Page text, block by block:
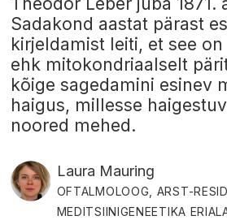
Sadakond aastat pärast
kirjeldamist leiti, et see
ehk mitokondriaalselt
kõige sagedamini esinev
haigus, millesse
noored mehed.
Laura Mauring
OFTALMOLOOG, ARST-
MEDITSIINIGENEETIKA